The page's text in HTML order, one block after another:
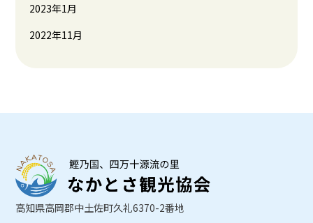
2023年1月
2022年11月
高知県高岡郡中土佐町久礼6370-2番地